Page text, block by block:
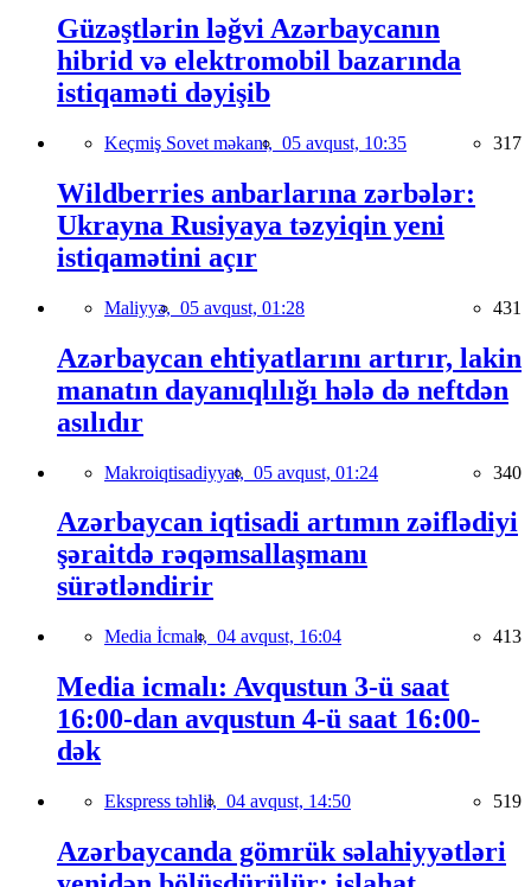
Güzəştlərin ləğvi Azərbaycanın
hibrid və elektromobil bazarında
istiqaməti dəyişib
Keçmiş Sovet məkanı, 05 avqust, 10:35 317
Wildberries anbarlarına zərbələr:
Ukrayna Rusiyaya təzyiqin yeni
istiqamətini açır
Maliyyə, 05 avqust, 01:28 431
Azərbaycan ehtiyatlarını artırır, lakin
manatın dayanıqlılığı hələ də neftdən
asılıdır
Makroiqtisadiyyat, 05 avqust, 01:24 340
Azərbaycan iqtisadi artımın zəiflədiyi
şəraitdə rəqəmsallaşmanı
sürətləndirir
Media İcmalı, 04 avqust, 16:04 413
Media icmalı: Avqustun 3-ü saat
16:00-dan avqustun 4-ü saat 16:00-
dək
Ekspress təhlil, 04 avqust, 14:50 519
Azərbaycanda gömrük səlahiyyətləri